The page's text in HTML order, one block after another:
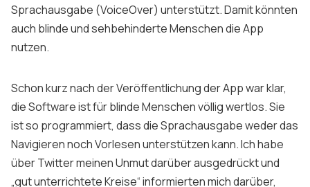
Sprachausgabe (VoiceOver) unterstützt. Damit könnten
auch blinde und sehbehinderte Menschen die App
nutzen.
Schon kurz nach der Veröffentlichung der App war klar,
die Software ist für blinde Menschen völlig wertlos. Sie
ist so programmiert, dass die Sprachausgabe weder das
Navigieren noch Vorlesen unterstützen kann. Ich habe
über Twitter meinen Unmut darüber ausgedrückt und
„gut unterrichtete Kreise“ informierten mich darüber,